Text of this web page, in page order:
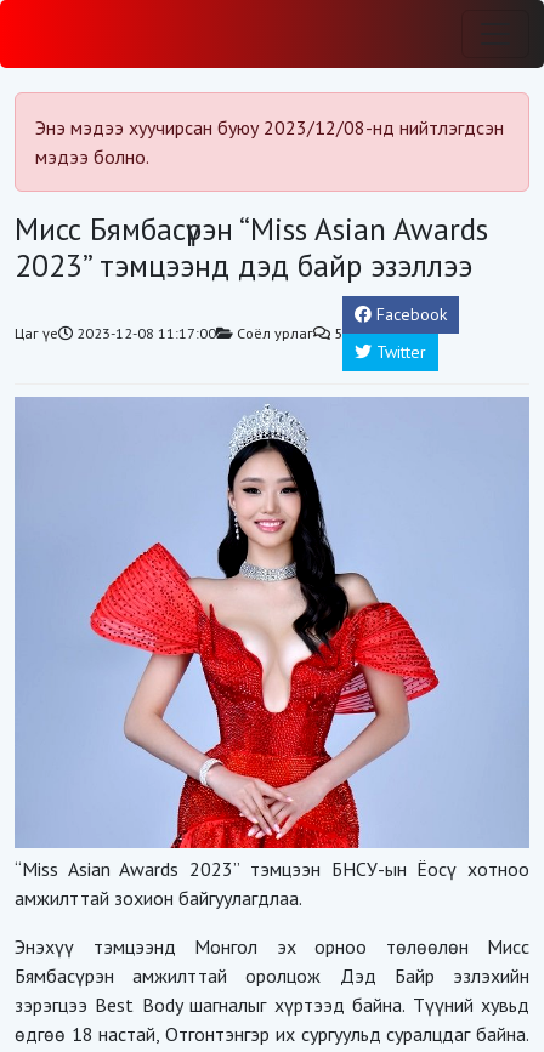
Энэ мэдээ хуучирсан буюу 2023/12/08-нд нийтлэгдсэн
мэдээ болно.
Мисс Бямбасүрэн “Miss Asian Awards
2023” тэмцээнд дэд байр эзэллээ
Цаг үе 2023-12-08 11:17:00 Соёл урлаг 5
Facebook
Twitter
“Miss Asian Awards 2023” тэмцээн БНСУ-ын Ёосү хотноо
амжилттай зохион байгуулагдлаа.
Энэхүү тэмцээнд Монгол эх орноо төлөөлөн Мисс
Бямбасүрэн амжилттай оролцож Дэд Байр эзлэхийн
зэрэгцээ Best Body шагналыг хүртээд байна. Түүний хувьд
өдгөө 18 настай, Отгонтэнгэр их сургуульд суралцдаг байна.